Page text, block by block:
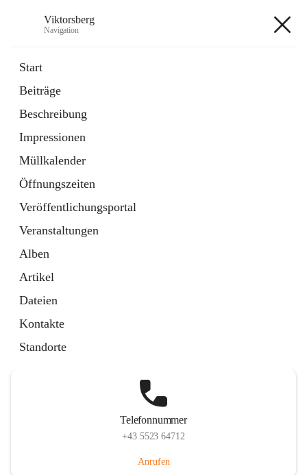
Viktorsberg
Navigation
Start
Beiträge
Beschreibung
Impressionen
Müllkalender
Öffnungszeiten
Veröffentlichungsportal
Veranstaltungen
Alben
Artikel
Dateien
Kontakte
Standorte
1 Schnellzugriff
Bürgerservice
10 Schnellzugriffe
Telefonnummer
+43 5523 64712
Anrufen